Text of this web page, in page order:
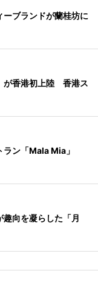
ブランドが蘭桂坊に
が香港初上陸 香港ス
ラン「Mala Mia」
向を凝らした「月